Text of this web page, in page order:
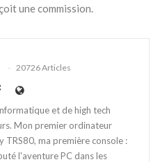
une commission.
20726 Articles
et de high tech
Mon premier ordinateur
TRS80, ma première console :
l'aventure PC dans les